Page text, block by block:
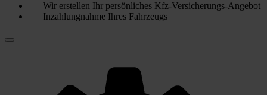
Wir erstellen Ihr persönliches Kfz-Versicherungs-Angebot
Inzahlungnahme Ihres Fahrzeugs